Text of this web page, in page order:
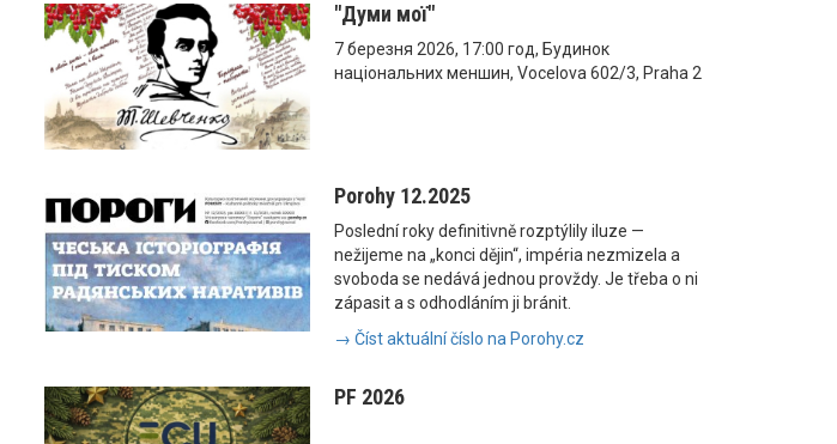
"Думи мої"
7 березня 2026, 17:00 год, Будинок
національних меншин, Vocelova 602/3, Praha 2
Porohy 12.2025
Poslední roky definitivně rozptýlily iluze —
nežijeme na „konci dějin“, impéria nezmizela a
svoboda se nedává jednou provždy. Je třeba o ni
zápasit a s odhodláním ji bránit.
→ Číst aktuální číslo na Porohy.cz
PF 2026